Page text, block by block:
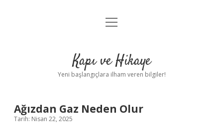
Anasayfa
Yasal Uyarı
menüyü
Kapı ve Hikaye
Yeni başlangıçlara ilham veren bilgiler!
Ağızdan Gaz Neden Olur
Tarih: Nisan 22, 2025